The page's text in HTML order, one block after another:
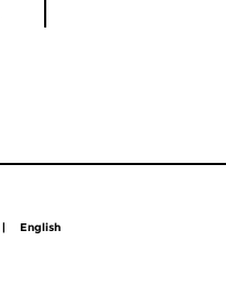
| English